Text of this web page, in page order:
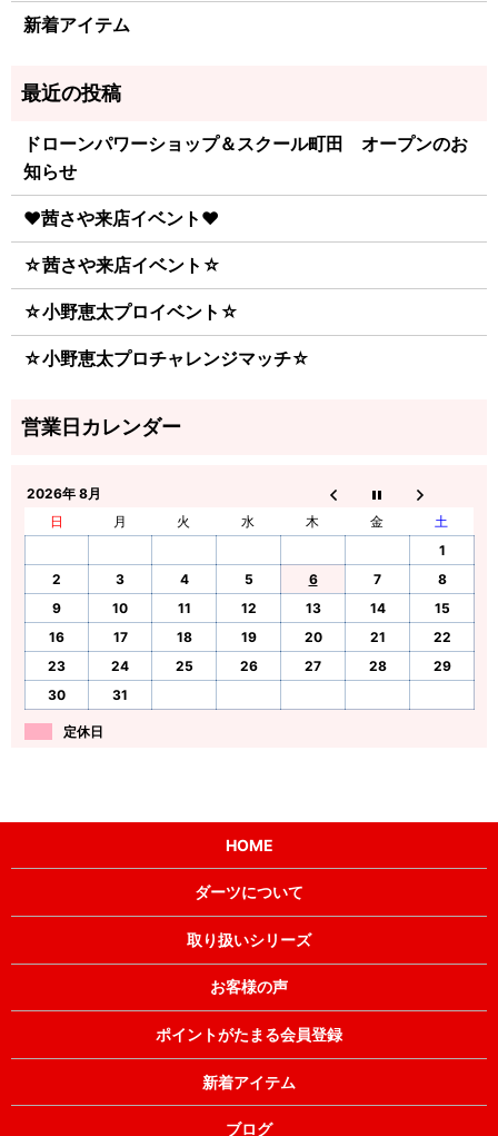
新着アイテム
ドローンパワーショップ＆スクール町田 オープンのお
知らせ
♥茜さや来店イベント♥
☆茜さや来店イベント☆
☆小野恵太プロイベント☆
☆小野恵太プロチャレンジマッチ☆
2026年 8月
日
月 火 水 木 金
土
1
2
3 4 5 6 7
8
9
10 11 12 13 14
15
16
17 18 19 20 21
22
23
24 25 26 27 28
29
30
31
定休日
HOME
ダーツについて
取り扱いシリーズ
お客様の声
ポイントがたまる会員登録
新着アイテム
ブログ